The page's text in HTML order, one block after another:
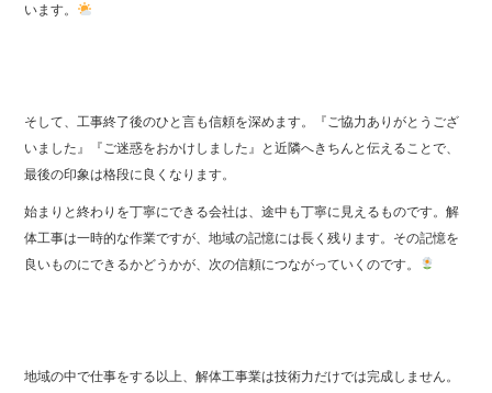
います。
そして、工事終了後のひと言も信頼を深めます。『ご協力ありがとうござ
いました』『ご迷惑をおかけしました』と近隣へきちんと伝えることで、
最後の印象は格段に良くなります。
始まりと終わりを丁寧にできる会社は、途中も丁寧に見えるものです。解
体工事は一時的な作業ですが、地域の記憶には長く残ります。その記憶を
良いものにできるかどうかが、次の信頼につながっていくのです。
地域の中で仕事をする以上、解体工事業は技術力だけでは完成しません。